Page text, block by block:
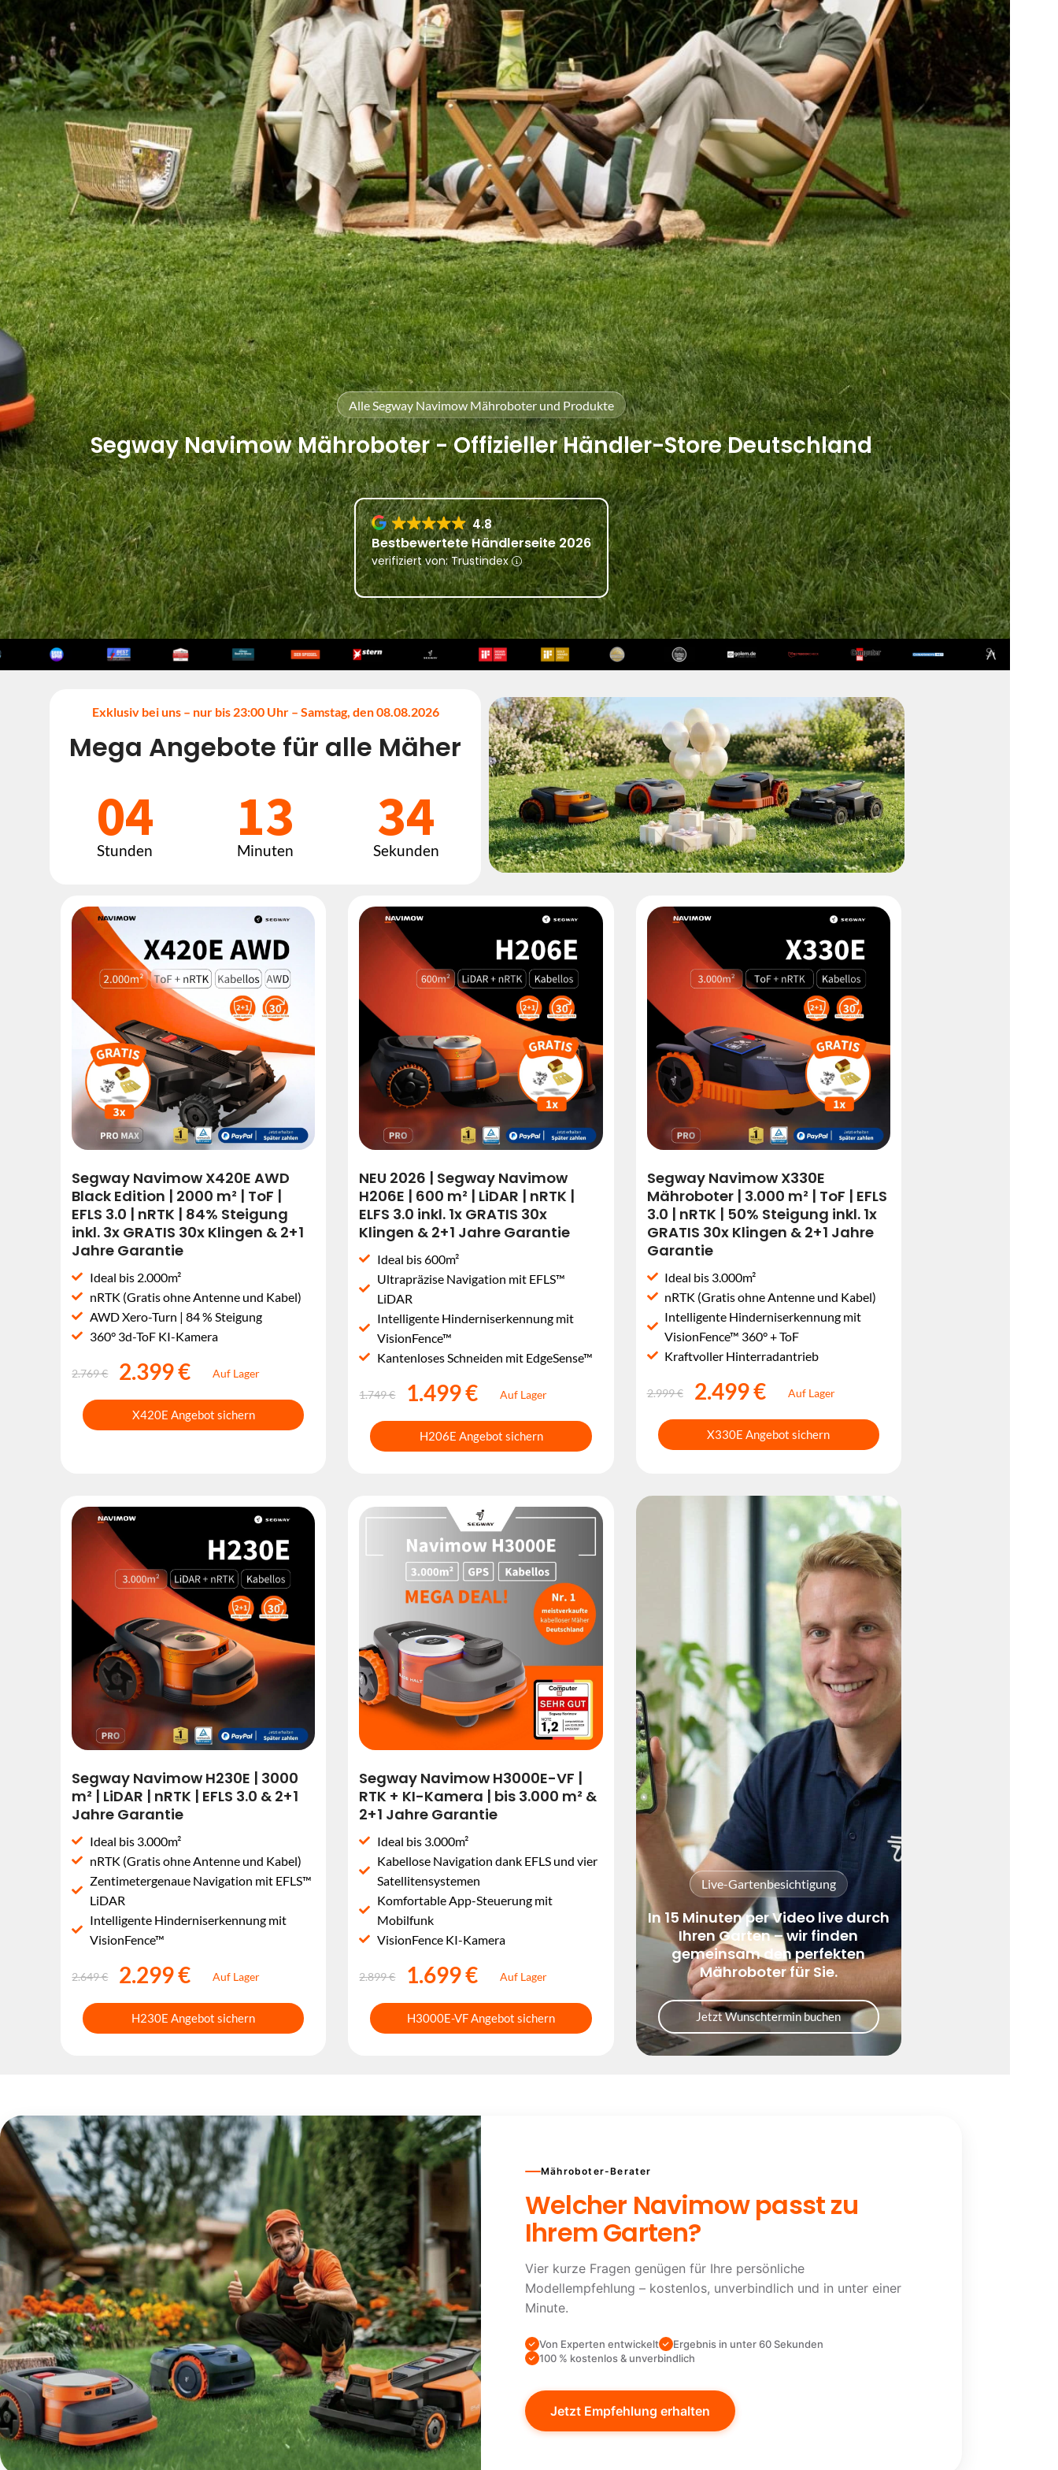
Alle Segway Navimow Mähroboter und Produkte
Segway Navimow Mähroboter - Offizieller Händler-Store Deutschland
4.8
Bestbewertete Händlerseite 2026
verifiziert von: Trustindex
Exklusiv bei uns – nur bis 23:00 Uhr – Samstag, den 08.08.2026
Mega Angebote für alle Mäher
04
Stunden
13
Minuten
29
Sekunden
Segway Navimow X420E AWD
Black Edition | 2000 m² | ToF |
EFLS 3.0 | nRTK | 84% Steigung
inkl. 3x GRATIS 30x Klingen & 2+1
Jahre Garantie
Ideal bis 2.000m²
nRTK (Gratis ohne Antenne und Kabel)
AWD Xero-Turn | 84 % Steigung
360° 3d-ToF KI-Kamera
2.769 € 2.399 € Auf Lager
X420E Angebot sichern
NEU 2026 | Segway Navimow
H206E | 600 m² | LiDAR | nRTK |
ELFS 3.0 inkl. 1x GRATIS 30x
Klingen & 2+1 Jahre Garantie
Ideal bis 600m²
Ultrapräzise Navigation mit EFLS™
LiDAR
Intelligente Hinderniserkennung mit
VisionFence™
Kantenloses Schneiden mit EdgeSense™
1.749 € 1.499 € Auf Lager
H206E Angebot sichern
Segway Navimow X330E
Mähroboter | 3.000 m² | ToF | EFLS
3.0 | nRTK | 50% Steigung inkl. 1x
GRATIS 30x Klingen & 2+1 Jahre
Garantie
Ideal bis 3.000m²
nRTK (Gratis ohne Antenne und Kabel)
Intelligente Hinderniserkennung mit
VisionFence™ 360° + ToF
Kraftvoller Hinterradantrieb
2.999 € 2.499 € Auf Lager
X330E Angebot sichern
Segway Navimow H230E | 3000
m² | LiDAR | nRTK | EFLS 3.0 & 2+1
Jahre Garantie
Ideal bis 3.000m²
nRTK (Gratis ohne Antenne und Kabel)
Zentimetergenaue Navigation mit EFLS™
LiDAR
Intelligente Hinderniserkennung mit
VisionFence™
2.649 € 2.299 € Auf Lager
H230E Angebot sichern
Segway Navimow H3000E-VF |
RTK + KI-Kamera | bis 3.000 m² &
2+1 Jahre Garantie
Ideal bis 3.000m²
Kabellose Navigation dank EFLS und vier
Satellitensystemen
Komfortable App-Steuerung mit
Mobilfunk
VisionFence KI-Kamera
2.899 € 1.699 € Auf Lager
H3000E-VF Angebot sichern
Live-Gartenbesichtigung
In 15 Minuten per Video live durch
Ihren Garten – wir finden
gemeinsam den perfekten
Mähroboter für Sie.
Jetzt Wunschtermin buchen
Mähroboter-Berater
Welcher Navimow passt zu
Ihrem Garten?
Vier kurze Fragen genügen für Ihre persönliche
Modellempfehlung – kostenlos, unverbindlich und in unter einer
Minute.
Von Experten entwickelt
Ergebnis in unter 60 Sekunden
100 % kostenlos & unverbindlich
Jetzt Empfehlung erhalten